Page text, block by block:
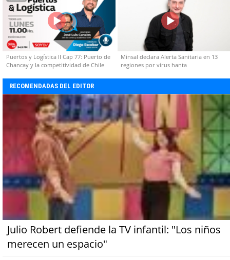
Puertos y Logística II Cap 77: Puerto de
Chancay y la competitividad de Chile
Minsal declara Alerta Sanitaria en 13
regiones por virus hanta
RECOMENDADAS DEL EDITOR
Julio Robert defiende la TV infantil: "Los niños
merecen un espacio"